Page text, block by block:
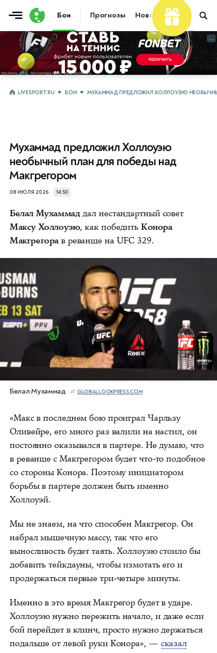
Бои Прогнозы Новости Бокс
...
...
LIVESPORT.RU БОИ МУХАММАД ПРЕДЛОЖИЛ ХОЛЛОУЭЮ
Мухаммад предложил Холлоуэю
необычный план для победы над
Макгрегором
08 ИЮЛЯ 2026 14:50
Белал Мухаммад дал нестандартный совет
Максу Холлоуэю, как победить Конора
Макгрегорав реванше на UFC 329.
Белал Мухаммад GLOBALLOOKPRESS.COM
«Макс в последнем бою проиграл Чарльзу
Оливейре, его много раз валили на настил, он
постоянно оказывался в партере. Не думаю, что
в реванше с Макгрегором будет что-то подобное
со стороны Конора. Поэтому инициатором
борьбы в партере должен быть именно
Холлоуэй.
Мы не знаем, на что способен Макгрегор. Он
набрал мышечную массу, так что его
выносливость будет таять. Холлоуэю стоило бы
добавить тейкдауны, чтобы измотать его и
продержаться первые три-четыре минуты.
Именно в это время Макгрегор будет в ударе.
Холлоуэю нужно пережить начало, и даже если
бой перейдет в клинч, просто нужно держаться
подальше от левой руки Конора», — сказал